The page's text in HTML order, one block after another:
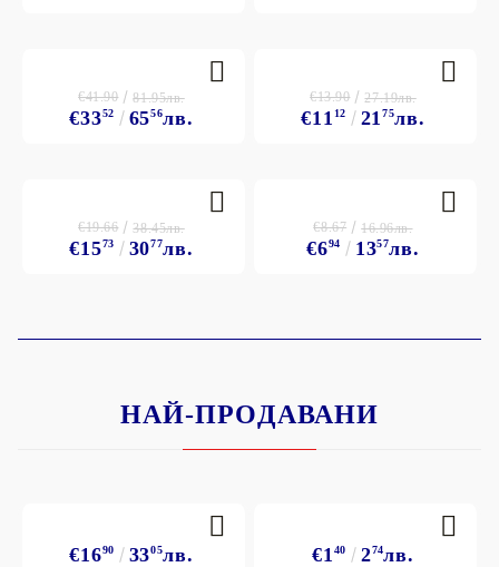
€3352 6556лв.
€41.90 81.95лв.
€11 12 2175лв.
€13.90 27.19лв.
€1573 3077лв.
€19.66 38.45лв.
€694 1357лв.
€8.67 16.96лв.
НАЙ-ПРОДАВАНИ
€1690 3305лв. €1 40 274лв.